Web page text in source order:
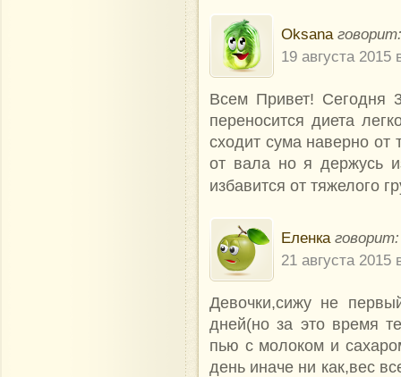
Oksana говорит:
19 августа 2015
Всем Привет! Сегодня
переносится диета
сходит сума наверно от
от вала но я держусь
избавится от тяжелого
Еленка говорит:
21 августа 2015
Девочки,сижу не
дней(но за это время
пью с молоком и
день иначе ни как,вес